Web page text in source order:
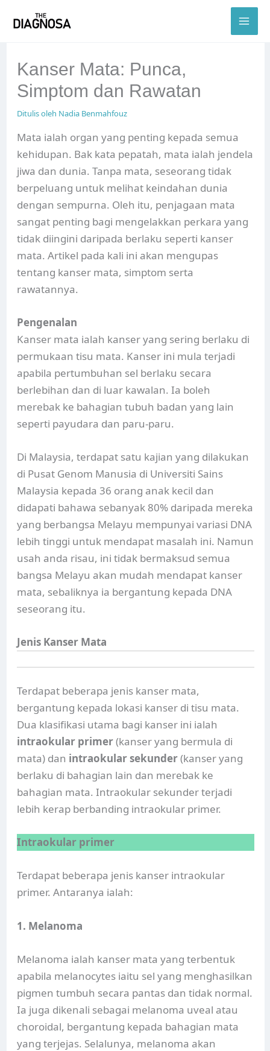
Kanser Mata: Punca,
Simptom dan Rawatan
Ditulis oleh Nadia Benmahfouz
Mata ialah organ yang penting kepada semua
kehidupan. Bak kata pepatah, mata ialah jendela
jiwa dan dunia. Tanpa mata, seseorang tidak
berpeluang untuk melihat keindahan dunia
dengan sempurna. Oleh itu, penjagaan mata
sangat penting bagi mengelakkan perkara yang
tidak diingini daripada berlaku seperti kanser
mata. Artikel pada kali ini akan mengupas
tentang kanser mata, simptom serta
rawatannya.
Pengenalan
Kanser mata ialah kanser yang sering berlaku di
permukaan tisu mata. Kanser ini mula terjadi
apabila pertumbuhan sel berlaku secara
berlebihan dan di luar kawalan. Ia boleh
merebak ke bahagian tubuh badan yang lain
seperti payudara dan paru-paru.
Di Malaysia, terdapat satu kajian yang dilakukan
di Pusat Genom Manusia di Universiti Sains
Malaysia kepada 36 orang anak kecil dan
didapati bahawa sebanyak 80% daripada mereka
yang berbangsa Melayu mempunyai variasi DNA
lebih tinggi untuk mendapat masalah ini. Namun
usah anda risau, ini tidak bermaksud semua
bangsa Melayu akan mudah mendapat kanser
mata, sebaliknya ia bergantung kepada DNA
seseorang itu.
Jenis Kanser Mata
Terdapat beberapa jenis kanser mata,
bergantung kepada lokasi kanser di tisu mata.
Dua klasifikasi utama bagi kanser ini ialah
intraokular primer(kanser yang bermula di
mata) dan intraokular sekunder(kanser yang
berlaku di bahagian lain dan merebak ke
bahagian mata. Intraokular sekunder terjadi
lebih kerap berbanding intraokular primer.
Intraokular primer
Terdapat beberapa jenis kanser intraokular
primer. Antaranya ialah:
1. Melanoma
Melanoma ialah kanser mata yang terbentuk
apabila melanocytes iaitu sel yang menghasilkan
pigmen tumbuh secara pantas dan tidak normal.
Ia juga dikenali sebagai melanoma uveal atau
choroidal, bergantung kepada bahagian mata
yang terjejas. Selalunya, melanoma akan